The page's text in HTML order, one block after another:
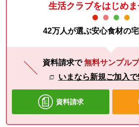
生活クラブをはじめま
42万人が選ぶ安心食材の
資料請求で無料サンプル
いまなら新規ご加入で
資料請求